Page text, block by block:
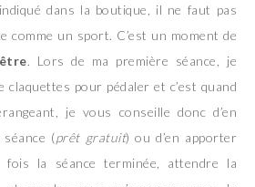
dans la boutique, il ne faut pas
comme un sport. C’est un moment de
. Lors de ma première séance, je
claquettes pour pédaler et c’est quand
je vous conseille donc d’en
(prêt gratuit) ou d’en apporter
fois la séance terminée, attendre la